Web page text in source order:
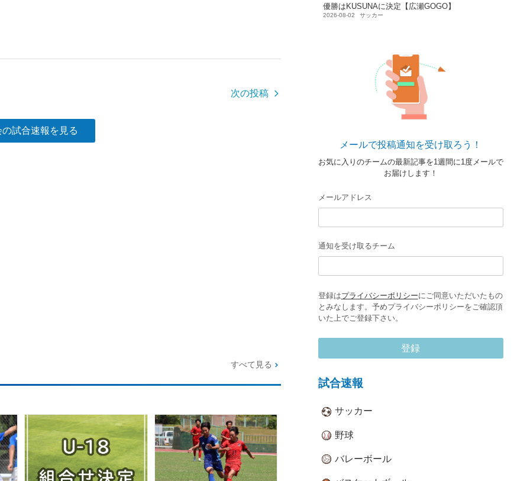
次の投稿
の試合速報を見る
すべて見る
優勝はKUSUNAに決定【広瀬GOGO】
2026-08-02 サッカー
メールで投稿通知を受け取ろう！
お気に入りのチームの最新記事を1週間に1度メールで
お届けします！
メールアドレス
通知を受け取るチーム
登録はプライバシーポリシーにご同意いただいたもの
とみなします。予めプライバシーポリシーをご確認頂
いた上でご登録下さい。
登録
試合速報
サッカー
野球
バレーボール